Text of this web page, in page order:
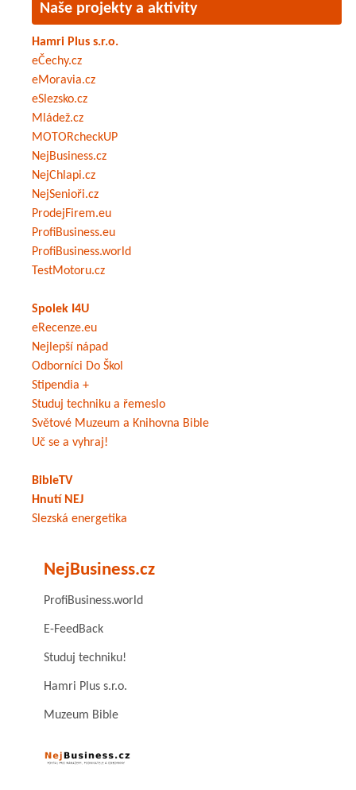
Naše projekty a aktivity
Hamri Plus s.r.o.
eČechy.cz
eMoravia.cz
eSlezsko.cz
Mládež.cz
MOTORcheckUP
NejBusiness.cz
NejChlapi.cz
NejSenioři.cz
ProdejFirem.eu
ProfiBusiness.eu
ProfiBusiness.world
TestMotoru.cz
Spolek I4U
eRecenze.eu
Nejlepší nápad
Odborníci Do Škol
Stipendia +
Studuj techniku a řemeslo
Světové Muzeum a Knihovna Bible
Uč se a vyhraj!
BibleTV
Hnutí NEJ
Slezská energetika
NejBusiness.cz
ProfiBusiness.world
E-FeedBack
Studuj techniku!
Hamri Plus s.r.o.
Muzeum Bible